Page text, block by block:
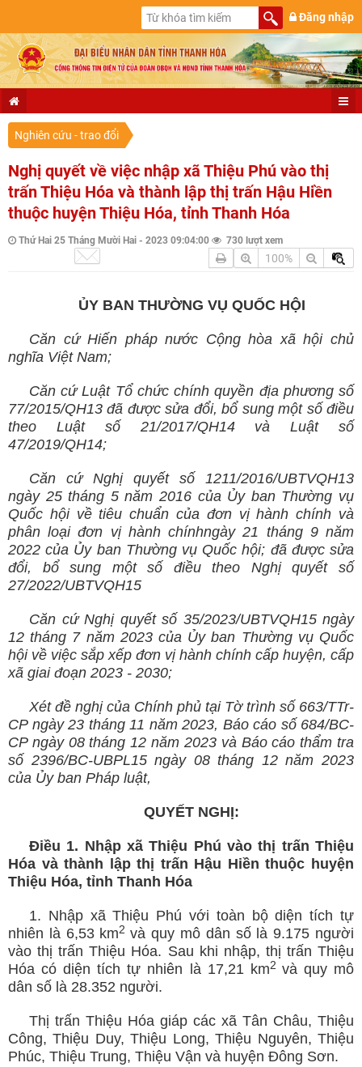
Đăng nhập
Nghiên cứu - trao đổi
Nghị quyết về việc nhập xã Thiệu Phú vào thị
trấn Thiệu Hóa và thành lập thị trấn Hậu Hiền
thuộc huyện Thiệu Hóa, tỉnh Thanh Hóa
Thứ Hai 25 Tháng Mười Hai - 2023 09:04:00 730 lượt xem
100%
ỦY BAN THƯỜNG VỤ QUỐC HỘI
Căn cứ Hiến pháp nước Cộng hòa xã hội chủ
nghĩa Việt Nam;
Căn cứ Luật Tổ chức chính quyền địa phương số
77/2015/QH13 đã được sửa đổi, bổ sung một số điều
theo Luật số 21/2017/QH14 và Luật số
47/2019/QH14;
Căn cứ Nghị quyết số 1211/2016/UBTVQH13
ngày 25 tháng 5 năm 2016 của Ủy ban Thường vụ
Quốc hội về tiêu chuẩn của đơn vị hành chính và
phân loại đơn vị hành chínhngày 21 tháng 9 năm
2022 của Ủy ban Thường vụ Quốc hội; đã được sửa
đổi, bổ sung một số điều theo Nghị quyết số
27/2022/UBTVQH15
Căn cứ Nghị quyết số 35/2023/UBTVQH15 ngày
12 tháng 7 năm 2023 của Ủy ban Thường vụ Quốc
hội về việc sắp xếp đơn vị hành chính cấp huyện, cấp
xã giai đoạn 2023 - 2030;
Xét đề nghị của Chính phủ tại Tờ trình số 663/TTr-
CP ngày 23 tháng 11 năm 2023, Báo cáo số 684/BC-
CP ngày 08 tháng 12 năm 2023 và Báo cáo thẩm tra
số 2396/BC-UBPL15 ngày 08 tháng 12năm 2023
của Ủy ban Pháp luật,
QUYẾT NGHỊ:
Điều 1. Nhập xã Thiệu Phú vào thị trấn Thiệu
Hóa và thành lập thị trấn Hậu Hiền thuộc huyện
Thiệu Hóa, tỉnh Thanh Hóa
1. Nhập xã Thiệu Phú với toàn bộ diện tích tự
nhiên là 6,53 km2và quy mô dân số là 9.175 người
vào thị trấn Thiệu Hóa. Sau khi nhập, thị trấn Thiệu
Hóa có diện tích tự nhiên là 17,21 km2 và quy mô
dân số là 28.352 người.
Thị trấn Thiệu Hóa giáp các xã Tân Châu, Thiệu
Công, Thiệu Duy, Thiệu Long, Thiệu Nguyên, Thiệu
Phúc, Thiệu Trung, Thiệu Vận và huyện Đông Sơn.